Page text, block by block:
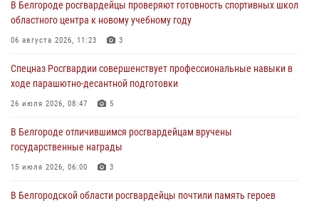
Росгвардия обеспечила общественную безопасность празднования
83-й годовщины освобождения г. Белгорода от немецко -
06 августа 2026, 06:54 3
Офицеры Росгвардии и ветераны войск правопорядка почтили
05 августа 2026, 17:12 2
В Белгороде росгвардейцы проверяют готовность спортивных школ
областного центра к новому учебному году
06 августа 2026, 11:23 3
Спецназ Росгвардии совершенствует профессиональные навыки в
ходе парашютно-десантной подготовки
26 июля 2026, 08:47 5
В Белгороде отличившимся росгвардейцам вручены
государственные награды
15 июля 2026, 06:00 3
В Белгородской области росгвардейцы почтили память героев